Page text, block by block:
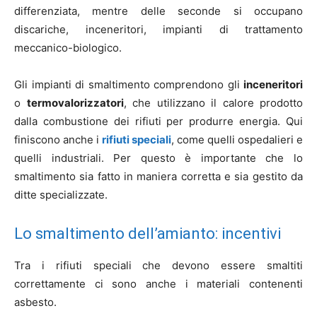
differenziata, mentre delle seconde si occupano
discariche, inceneritori, impianti di trattamento
meccanico-biologico.
Gli impianti di smaltimento comprendono gli inceneritori
o termovalorizzatori, che utilizzano il calore prodotto
dalla combustione dei rifiuti per produrre energia. Qui
finiscono anche i rifiuti speciali, come quelli ospedalieri e
quelli industriali. Per questo è importante che lo
smaltimento sia fatto in maniera corretta e sia gestito da
ditte specializzate.
Lo smaltimento dell’amianto: incentivi
Tra i rifiuti speciali che devono essere smaltiti
correttamente ci sono anche i materiali contenenti
asbesto.